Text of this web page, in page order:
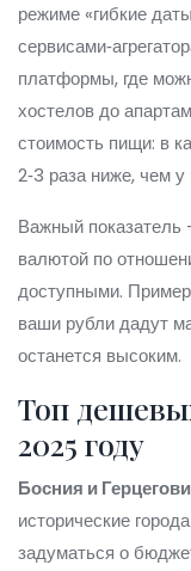
режиме «гибкие
платформы, где
хостелов до
стоимость пищи: в
2‑3 раза ниже, чем
Важный показатель
валютой по
доступными.
ваши рубли дадут
останется высоким.
Топ
2025 году
Босния и
исторические
задуматься о